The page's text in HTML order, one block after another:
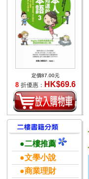
定價87.00元
8 折優惠： HK$69.6
●二樓推薦
●文學小說
●商業理財